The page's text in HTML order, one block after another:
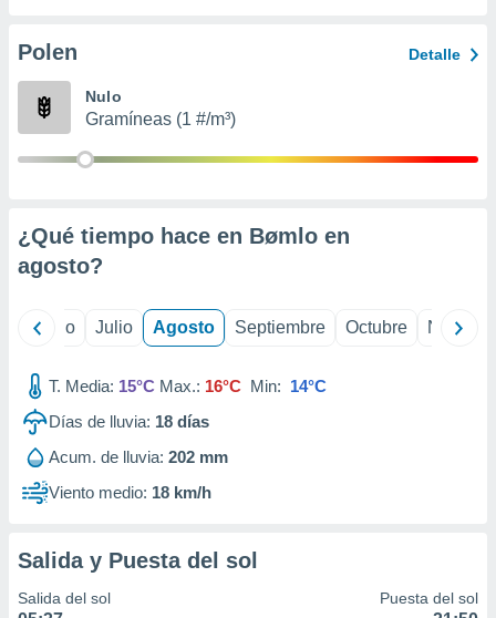
e
mediante
de
1199
Polen Detalle
Nulo
Gramíneas (1 #/m³)
¿Qué tiempo hace en Bømlo en
agosto?
Junio Julio Agosto Septiembre Octubre
T. Media: 15°C Max.: 16°C Min: 14°C
Días de lluvia: 18 días
Acum. de lluvia: 202 mm
Viento medio: 18 km/h
Salida y Puesta del sol
Salida del sol Puesta del sol